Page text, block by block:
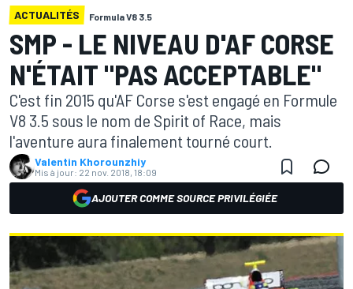
ACTUALITÉS Formula V8 3.5
SMP - LE NIVEAU D'AF CORSE
N'ÉTAIT "PAS ACCEPTABLE"
C'est fin 2015 qu'AF Corse s'est engagé en Formule
V8 3.5 sous le nom de Spirit of Race, mais
l'aventure aura finalement tourné court.
Valentin Khorounzhiy
Mis à jour: 22 nov. 2018, 18:09
AJOUTER COMME SOURCE PRIVILÉGIÉE